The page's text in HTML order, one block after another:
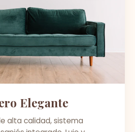
Elegante
alta calidad, sistema